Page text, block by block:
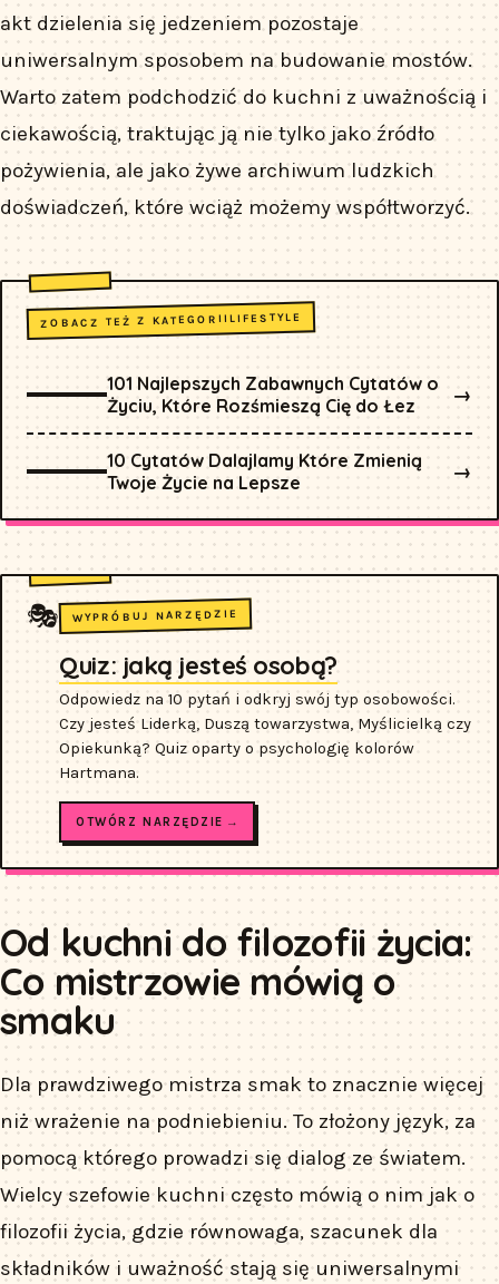
akt dzielenia się jedzeniem pozostaje
uniwersalnym sposobem na budowanie mostów.
Warto zatem podchodzić do kuchni z uważnością i
ciekawością, traktując ją nie tylko jako źródło
pożywienia, ale jako żywe archiwum ludzkich
doświadczeń, które wciąż możemy współtworzyć.
ZOBACZ TEŻ Z KATEGORIILIFESTYLE
101 Najlepszych Zabawnych Cytatów o
Życiu, Które Rozśmieszą Cię do Łez
→
10 Cytatów Dalajlamy Które Zmienią
Twoje Życie na Lepsze
→
🎭 WYPRÓBUJ NARZĘDZIE
Quiz: jaką jesteś osobą?
Odpowiedz na 10 pytań i odkryj swój typ osobowości.
Czy jesteś Liderką, Duszą towarzystwa, Myślicielką czy
Opiekunką? Quiz oparty o psychologię kolorów
Hartmana.
OTWÓRZ NARZĘDZIE →
Od kuchni do filozofii życia:
Co mistrzowie mówią o
smaku
Dla prawdziwego mistrza smak to znacznie więcej
niż wrażenie na podniebieniu. To złożony język, za
pomocą którego prowadzi się dialog ze światem.
Wielcy szefowie kuchni często mówią o nim jak o
filozofii życia, gdzie równowaga, szacunek dla
składników i uważność stają się uniwersalnymi